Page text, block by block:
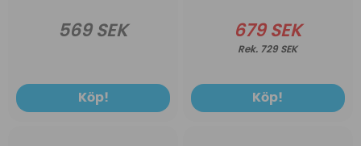
569 SEK
Köp!
679 SEK
729 SEK
Köp!